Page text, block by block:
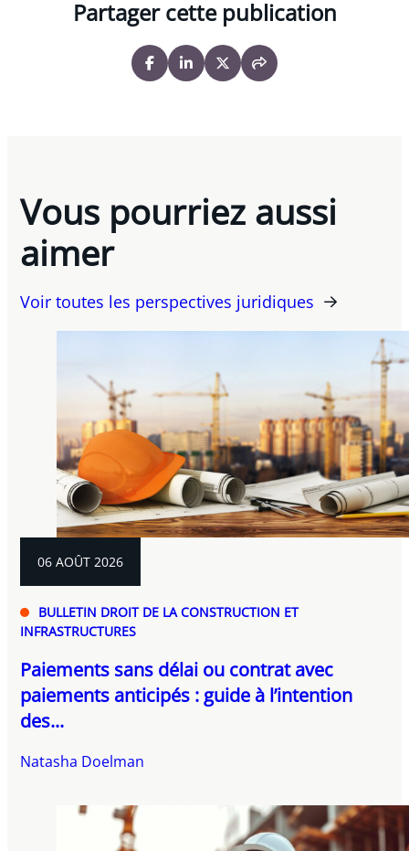
Partager cette publication
Vous pourriez aussi
aimer
Voir toutes les perspectives juridiques
06 AOÛT 2026
BULLETIN DROIT DE LA CONSTRUCTION ET
INFRASTRUCTURES
Paiements sans délai ou contrat avec
paiements anticipés : guide à l’intention
des...
Natasha Doelman